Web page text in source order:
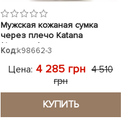
Мужская кожаная сумка
через плечо Katana
(Франция) светло-
коричневая k98662-3
Код:k98662-3
Цена: 4 285 грн 4 510
грн
КУПИТЬ